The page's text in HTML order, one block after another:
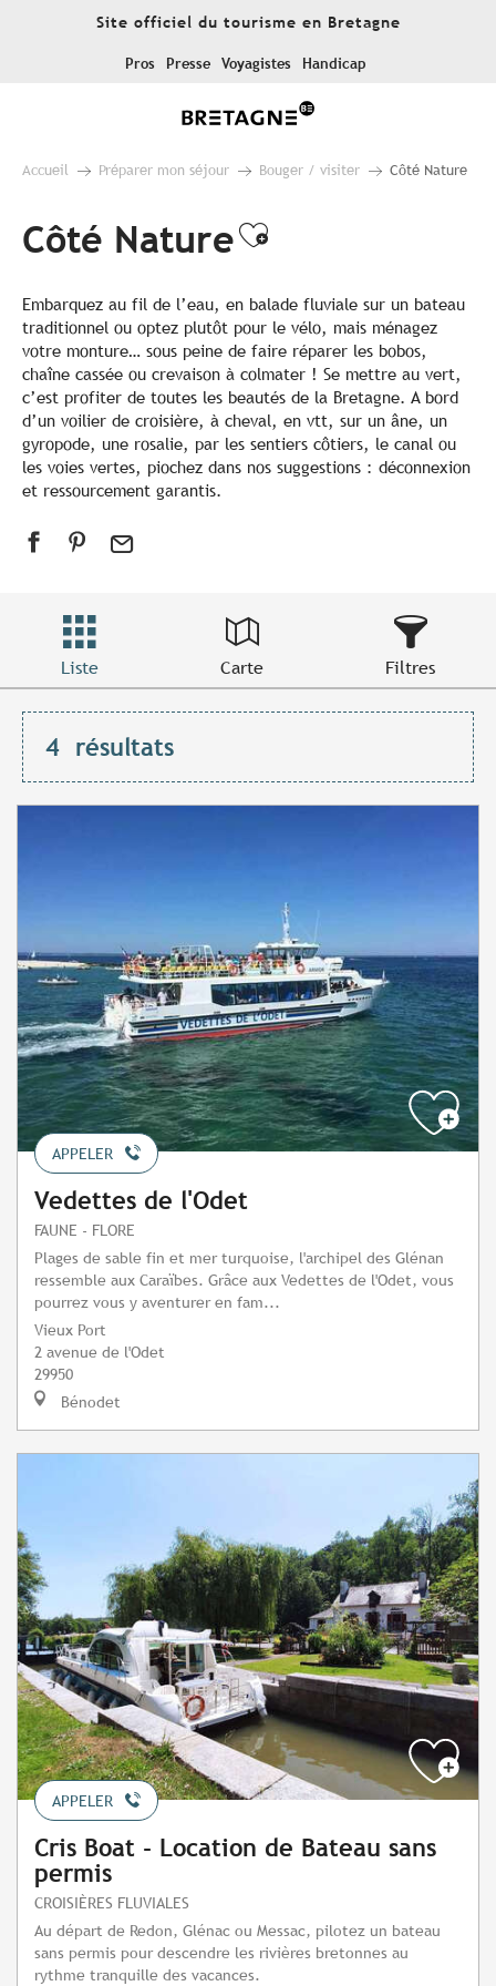
Site officiel du tourisme en Bretagne
Pros Presse Voyagistes Handicap
Accueil Préparer mon séjour Bouger / visiter Côté Nature
Côté NatureAjouter aux
Embarquez au fil de l’eau, en balade fluviale sur un bateau
traditionnel ou optez plutôt pour le vélo, mais ménagez
votre monture… sous peine de faire réparer les bobos,
chaîne cassée ou crevaison à colmater ! Se mettre au vert,
c’est profiter de toutes les beautés de la Bretagne. A bord
d’un voilier de croisière, à cheval, en vtt, sur un âne, un
gyropode, une rosalie, par les sentiers côtiers, le canal ou
les voies vertes, piochez dans nos suggestions : déconnexion
et ressourcement garantis.
Liste Carte Filtres
4 résultats
APPELER
Vedettes de l'Odet
FAUNE - FLORE
Plages de sable fin et mer turquoise, l'archipel des Glénan
ressemble aux Caraïbes. Grâce aux Vedettes de l'Odet, vous
pourrez vous y aventurer en fam...
Vieux Port
2 avenue de l'Odet
29950
Bénodet
APPELER
Cris Boat - Location de Bateau sans
permis
CROISIÈRES FLUVIALES
Au départ de Redon, Glénac ou Messac, pilotez un bateau
sans permis pour descendre les rivières bretonnes au
rythme tranquille des vacances.